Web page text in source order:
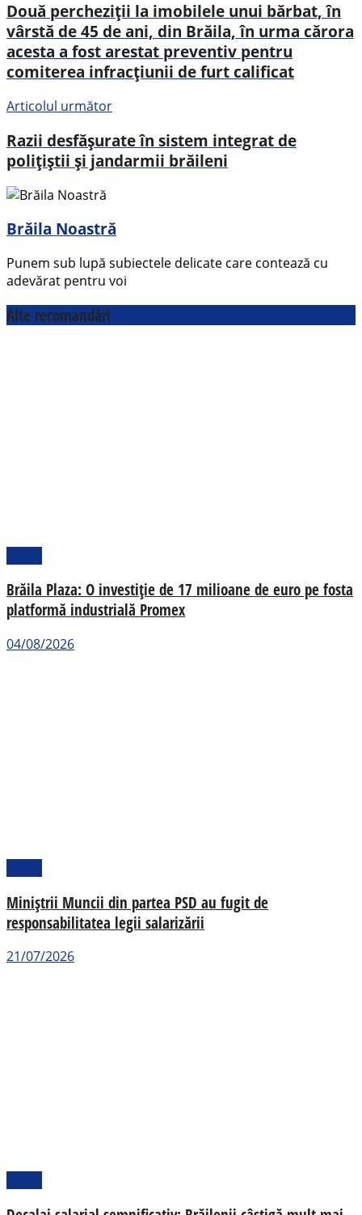
Două percheziții la imobilele unui bărbat, în
vârstă de 45 de ani, din Brăila, în urma cărora
acesta a fost arestat preventiv pentru
comiterea infracțiunii de furt calificat
Articolul următor
Razii desfășurate în sistem integrat de
polițiștii și jandarmii brăileni
Brăila Noastră
Punem sub lupă subiectele delicate care contează cu
adevărat pentru voi
Alte recomandări
Brăila Plaza: O investiție de 17 milioane de euro pe fosta
platformă industrială Promex
04/08/2026
Miniștrii Muncii din partea PSD au fugit de
responsabilitatea legii salarizării
21/07/2026